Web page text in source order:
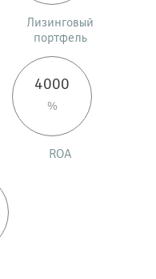
Лизинговый
портфель
4000
%
ROA